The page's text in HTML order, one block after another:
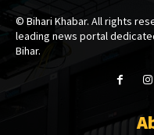
© Bihari Khabar. All rights
leading news portal
Bihar.